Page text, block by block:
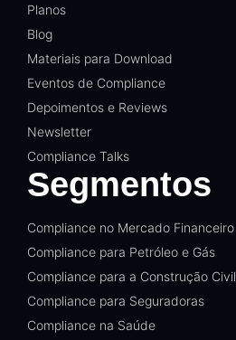
Planos
Blog
Materiais para Download
Eventos de Compliance
Depoimentos e Reviews
Newsletter
Compliance Talks
Segmentos
Compliance no Mercado Financeiro
Compliance para Petróleo e Gás
Compliance para a Construção Civil
Compliance para Seguradoras
Compliance na Saúde